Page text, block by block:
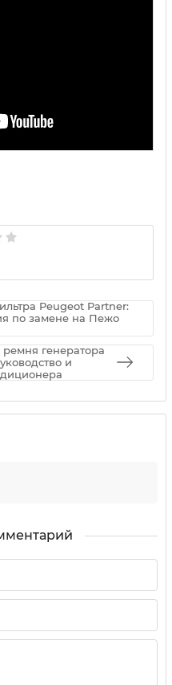
Peugeot Partner:
по замене на Пежо
генератора
и